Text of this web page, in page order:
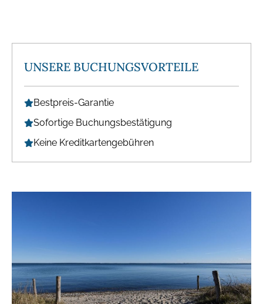
UNSERE BUCHUNGSVORTEILE
Bestpreis-Garantie
Sofortige Buchungsbestätigung
Keine Kreditkartengebühren